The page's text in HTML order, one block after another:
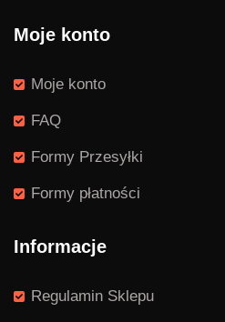
Moje konto
Moje konto
FAQ
Formy Przesyłki
Formy płatności
Informacje
Regulamin Sklepu